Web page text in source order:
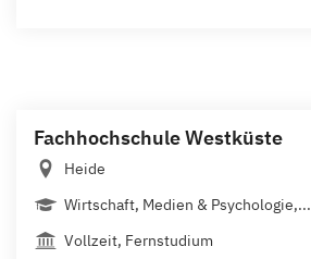
Fachhochschule Westküste
Heide
Wirtschaft, Medien & Psychologie,...
Vollzeit, Fernstudium